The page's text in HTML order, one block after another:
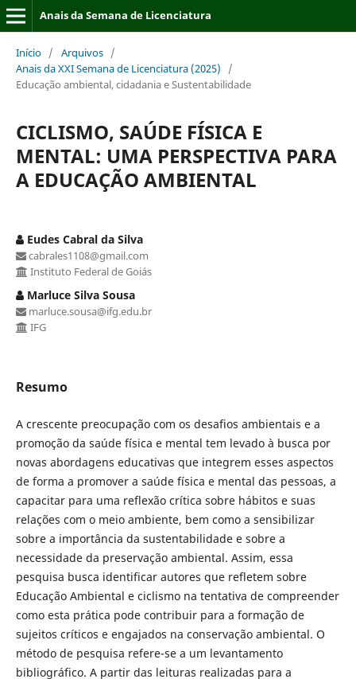
Anais da Semana de Licenciatura
Início / Arquivos /
Anais da XXI Semana de Licenciatura (2025)
/
Educação ambiental, cidadania e Sustentabilidade
CICLISMO, SAÚDE FÍSICA E
MENTAL: UMA PERSPECTIVA PARA
A EDUCAÇÃO AMBIENTAL
Eudes Cabral da Silva
cabrales1108@gmail.com
Instituto Federal de Goiás
Marluce Silva Sousa
marluce.sousa@ifg.edu.br
IFG
Resumo
A crescente preocupação com os desafios ambientais e a
promoção da saúde física e mental tem levado à busca por
novas abordagens educativas que integrem esses aspectos
de forma a promover a saúde física e mental das pessoas, a
capacitar para uma reflexão crítica sobre hábitos e suas
relações com o meio ambiente, bem como a sensibilizar
sobre a importância da sustentabilidade e sobre a
necessidade da preservação ambiental. Assim, essa
pesquisa busca identificar autores que refletem sobre
Educação Ambiental e ciclismo na tentativa de compreender
como esta prática pode contribuir para a formação de
sujeitos críticos e engajados na conservação ambiental. O
método de pesquisa refere-se a um levantamento
bibliográfico. A partir das leituras realizadas para a